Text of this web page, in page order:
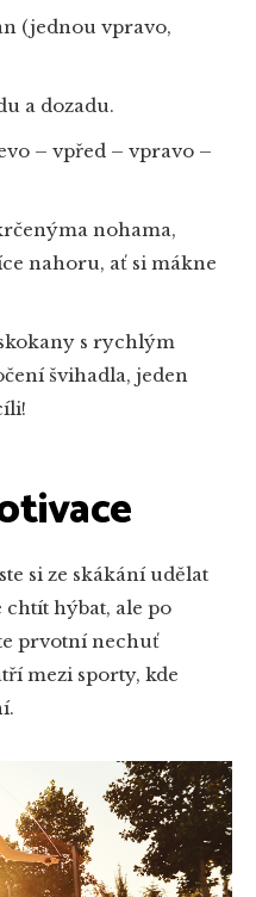
(jednou vpravo,
a dozadu.
– vpřed – vpravo –
nohama,
nahoru, ať si mákne
s rychlým
švihadla, jeden
si ze skákání udělat
chtít hýbat, ale po
prvotní nechuť
mezi sporty, kde